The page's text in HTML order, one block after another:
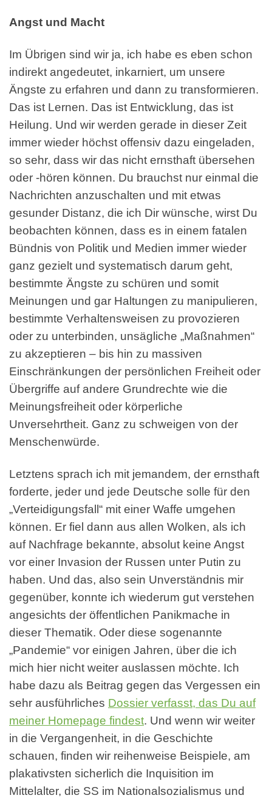
Angst und Macht
Im Übrigen sind wir ja, ich habe es eben schon
indirekt angedeutet, inkarniert, um unsere
Ängste zu erfahren und dann zu transformieren.
Das ist Lernen. Das ist Entwicklung, das ist
Heilung. Und wir werden gerade in dieser Zeit
immer wieder höchst offensiv dazu eingeladen,
so sehr, dass wir das nicht ernsthaft übersehen
oder -hören können. Du brauchst nur einmal die
Nachrichten anzuschalten und mit etwas
gesunder Distanz, die ich Dir wünsche, wirst Du
beobachten können, dass es in einem fatalen
Bündnis von Politik und Medien immer wieder
ganz gezielt und systematisch darum geht,
bestimmte Ängste zu schüren und somit
Meinungen und gar Haltungen zu manipulieren,
bestimmte Verhaltensweisen zu provozieren
oder zu unterbinden, unsägliche „Maßnahmen“
zu akzeptieren – bis hin zu massiven
Einschränkungen der persönlichen Freiheit oder
Übergriffe auf andere Grundrechte wie die
Meinungsfreiheit oder körperliche
Unversehrtheit. Ganz zu schweigen von der
Menschenwürde.
Letztens sprach ich mit jemandem, der ernsthaft
forderte, jeder und jede Deutsche solle für den
„Verteidigungsfall“ mit einer Waffe umgehen
können. Er fiel dann aus allen Wolken, als ich
auf Nachfrage bekannte, absolut keine Angst
vor einer Invasion der Russen unter Putin zu
haben. Und das, also sein Unverständnis mir
gegenüber, konnte ich wiederum gut verstehen
angesichts der öffentlichen Panikmache in
dieser Thematik. Oder diese sogenannte
„Pandemie“ vor einigen Jahren, über die ich
mich hier nicht weiter auslassen möchte. Ich
habe dazu als Beitrag gegen das Vergessen ein
sehr ausführliches Dossier verfasst, das Du auf
meiner Homepage findest. Und wenn wir weiter
in die Vergangenheit, in die Geschichte
schauen, finden wir reihenweise Beispiele, am
plakativsten sicherlich die Inquisition im
Mittelalter, die SS im Nationalsozialismus und